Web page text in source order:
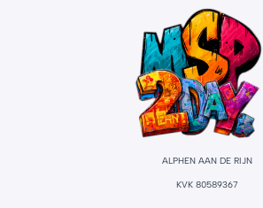
ALPHEN AAN DE RIJN
KVK 80589367